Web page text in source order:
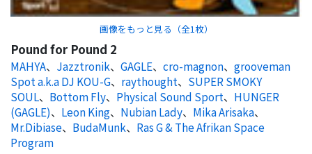
画像をもっと見る（全1 枚）
Pound for Pound 2
MAHYA、 Jazztronik、 GAGLE、 cro-magnon、 grooveman
Spot a.k.a DJ KOU-G、 raythought、 SUPER SMOKY
SOUL、 Bottom Fly、 Physical Sound Sport、 HUNGER
(GAGLE)、 Leon King、 Nubian Lady、 Mika Arisaka、
Mr.Dibiase、 BudaMunk、 Ras G & The Afrikan Space
Program